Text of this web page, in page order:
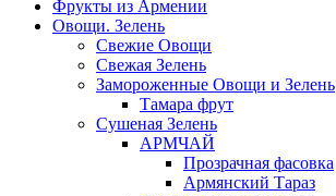
Фрукты из Армении
Овощи. Зелень
Свежие Овощи
Свежая Зелень
Замороженные Овощи и Зелень
Тамара фрут
Сушеная Зелень
АРМЧАЙ
Прозрачная фасовка
Армянский Тараз